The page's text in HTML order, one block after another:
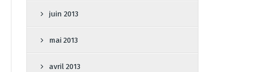
juin 2013
mai 2013
avril 2013